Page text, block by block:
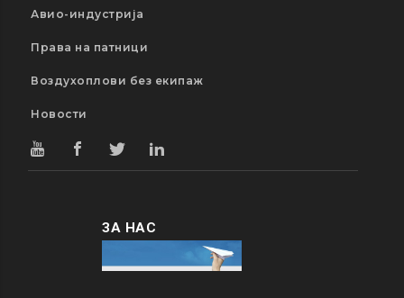
Авио-индустрија
Права на патници
Воздухоплови без екипаж
Новости
ЗА НАС